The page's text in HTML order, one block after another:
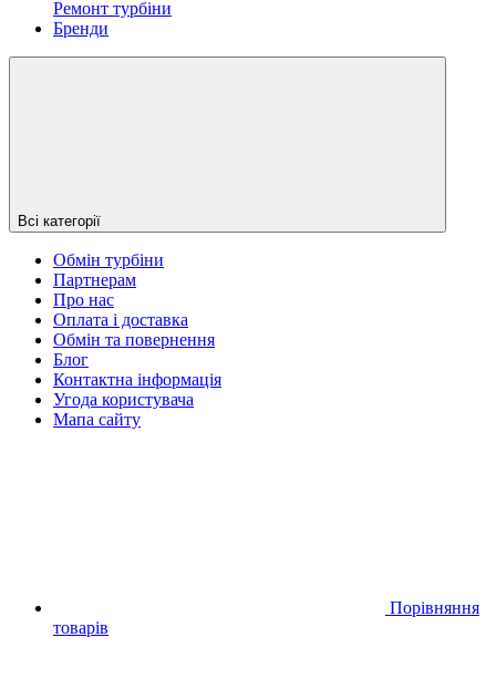
Ремонт турбіни
Бренди
Всі категорії
Обмін турбіни
Партнерам
Про нас
Оплата і доставка
Обмін та повернення
Блог
Контактна інформація
Угода користувача
Мапа сайту
Порівняння
товарів